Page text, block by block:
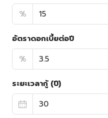
%
อัตราดอกเบี้ยต่อปี
%
ระยะเวลากู้ (ปี)